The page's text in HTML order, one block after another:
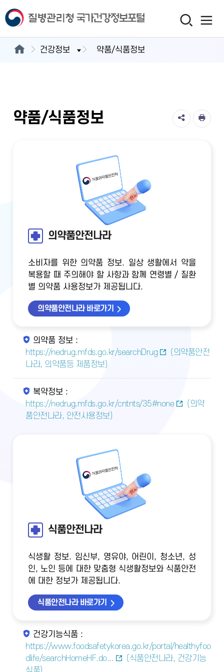
건강정보 약품/식품정보
약품/식품정보
의약품안전나라
소비자를 위한 의약품 정보. 일상 생활에서 약을
복용할 때 주의해야 할 사항과 함께 연령별 / 질환
별 의약품 사용정보가 제공됩니다.
의약품안전나라 바로가기
의약품 정보 :
https://nedrug.mfds.go.kr/searchDrug
(의약품안전
나라, 의약품등 제품정보)
복약정보 :
https://nedrug.mfds.go.kr/cntnts/35#none
(의약
품안전나라, 안전사용정보)
식품안전나라
식생활 정보. 임신부, 영유야, 어린이, 청소년, 성
인, 노인 등에 대한 맞춤형 식생활정보와 식품안전
에 대한 정보가 제공됩니다.
식품안전나라 바로가기
건강기능식품 :
https://www.foodsafetykorea.go.kr/portal/healthyfoo
dlife/searchHomeHF.do...
(식품안전나라, 건강기능